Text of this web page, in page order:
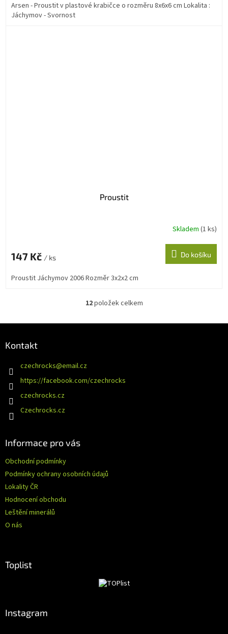
Arsen - Proustit v plastové krabičce o rozměru 8x6x6 cm Lokalita :
Jáchymov - Svornost
Proustit
Skladem (1 ks)
147 Kč / ks Do košíku
Proustit Jáchymov 2006 Rozměr 3x2x2 cm
O
l
p
12položek celkem
Kontakt
czechrocks@email.cz
https://facebook.com/czechrocks
czechrocks.cz
Czechrocks.cz
Informace pro vás
Obchodní podmínky
Podmínky ochrany osobních údajů
Lokality ČR
Hodnocení obchodu
Leštění minerálů
O nás
Toplist
Instagram